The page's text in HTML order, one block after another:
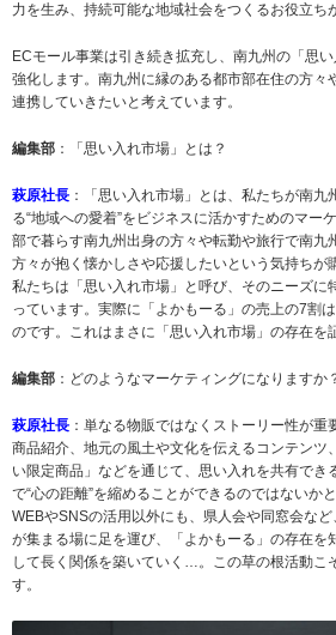
力を生み、持続可能な地域社会をつくるお役立ち
ECモール事業は引き続き拡充し、南九州の「思
強化します。南九州に縁のある都市部在住の方々
連携していきたいと考えています。
編集部 ：「思い入れ市場」とは？
萩原社長 ：「思い入れ市場」とは、私たちが南九
る“地域への愛着”をビジネスに活かすためのマー
部で暮らす南九州出身の方々や転勤や旅行で南九
方々が抱く懐かしさや応援したいという気持ちが
私たちは「思い入れ市場」と呼び、そのニーズに
っています。実際に「よかもーる」の売上の7割
のです。これはまさに「思い入れ市場」の存在を
編集部 ：どのようなマーケティングになりますか
萩原社長 ：単なる物販ではなくストーリー性が
商品紹介、地元の風土や文化を伝えるコンテンツ
い限定商品」などを通じて、思い入れを共有でき
で“心の距離”を縮めることができるのではないか
WEBやSNSの活用以外にも、県人会や同窓会な
が集まる場に足を運び、「よかもーる」の存在を
して長く関係を築いていく…。この草の根活動こ
す。